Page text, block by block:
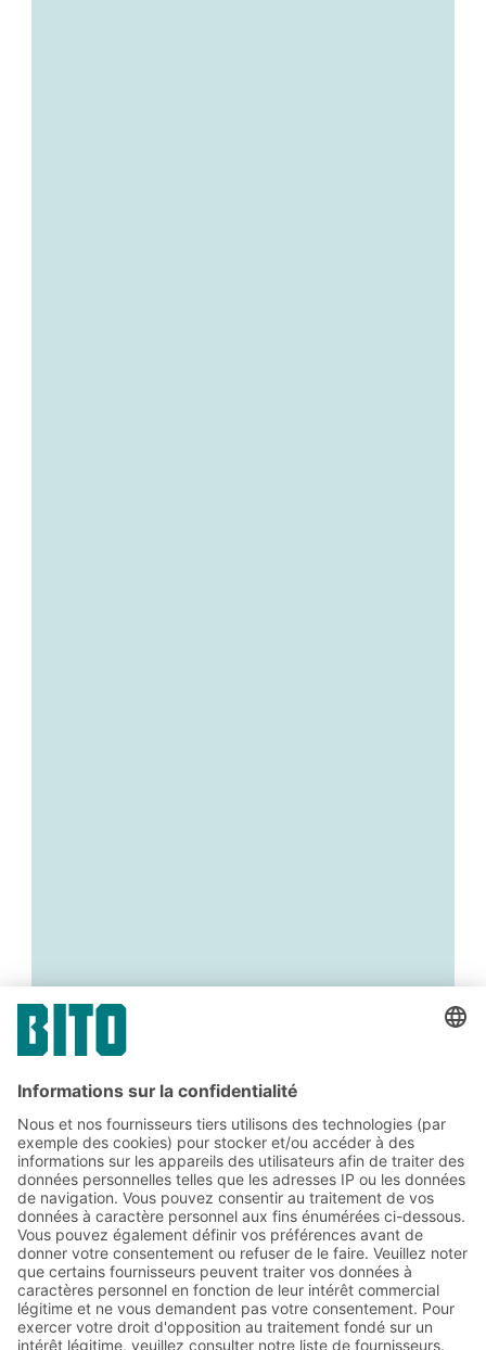
Abonnez-vous à la lettre
d'information de BITO :
Actualités de l'entrepôt et de
la logistique
Réductions exclusives
Innovations